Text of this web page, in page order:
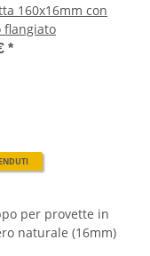
160x16mm con
flangiato
*